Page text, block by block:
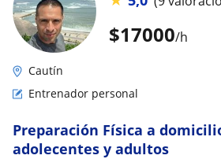
$17000/h
Cautín
Entrenador personal
Preparación Física a
adolecentes y adultos